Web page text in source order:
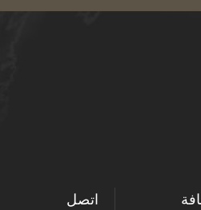
اتصل